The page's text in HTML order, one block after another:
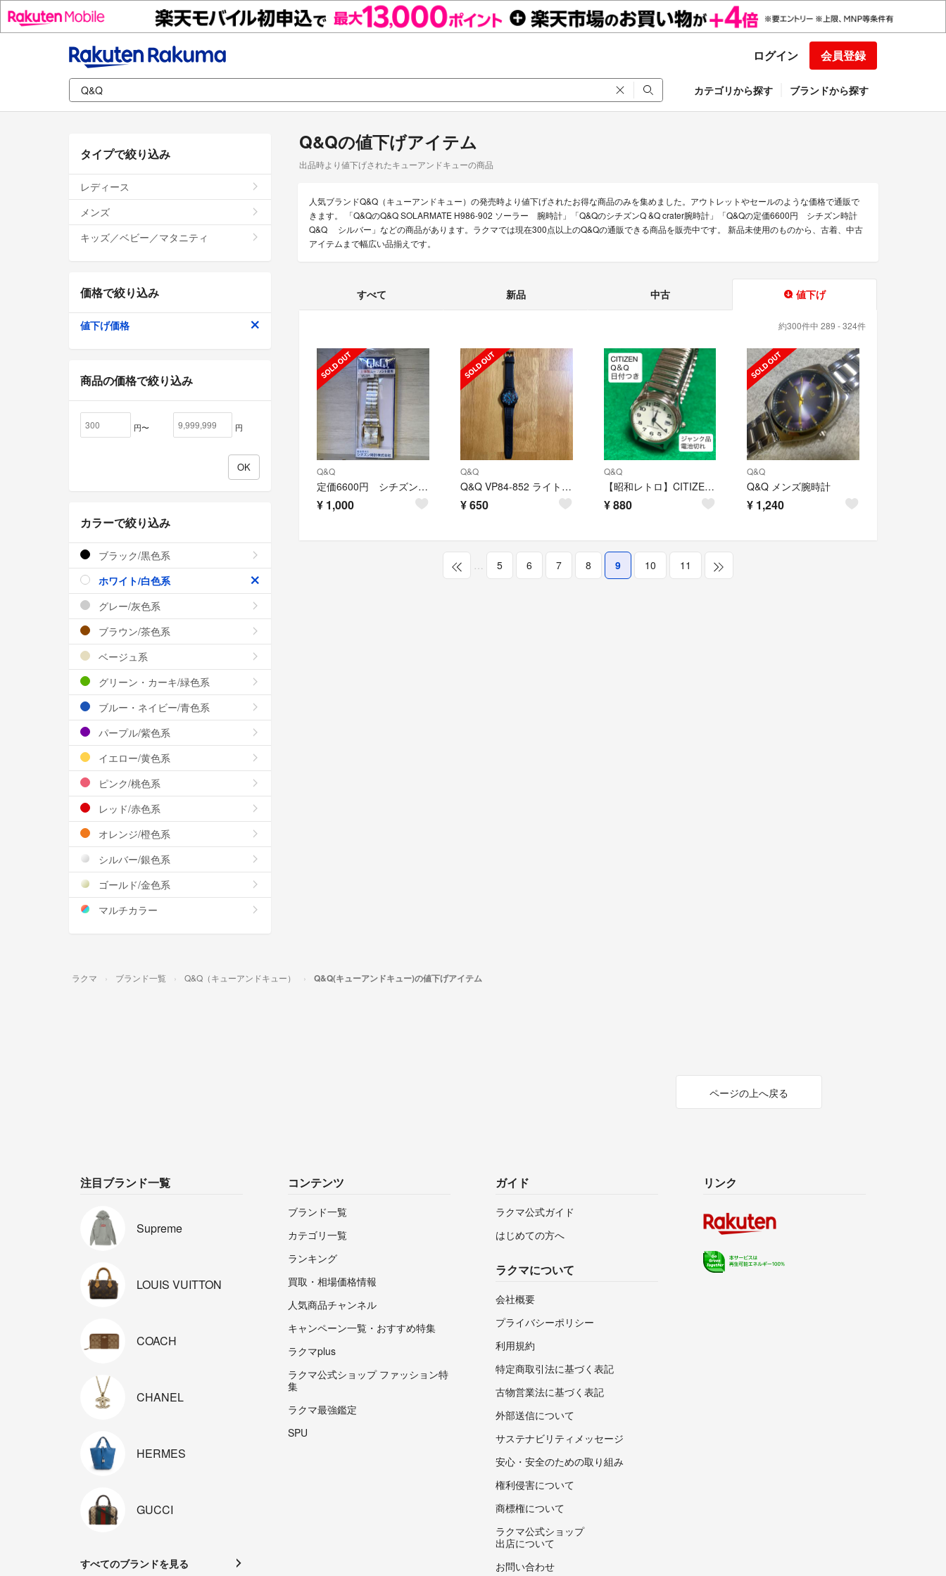
ログイン 会員登録
カテゴリから探す ブランドから探す
Q&Qの値下げアイテム
出品時より値下げされたキューアンドキューの商品
人気ブランドQ&Q（キューアンドキュー）の発売時より値下げされたお得な商品のみを集めました。アウトレットやセールのような価格で通販で
きます。 「Q&QのQ&Q SOLARMATE H986-902 ソーラー 腕時計」「Q&QのシチズンQ &Q crater腕時計」「Q&Qの定価6600円 シチズン時計
Q&Q シルバー」などの商品があります。ラクマでは現在300点以上のQ&Qの通販できる商品を販売中です。 新品未使用のものから、古着、中古
アイテムまで幅広い品揃えです。
すべて 新品 中古 値下げ
約300件中 289 - 324件
Q&Q
定価6600円 シチズン時計 Q&Q シルバー
¥ 1,000
Q&Q
Q&Q VP84-852 ライトブルー腕時計
¥650
Q&Q
【昭和レトロ】CITIZEN WATCH 日付け付き Q＆Q 電池切れ
¥880
Q&Q
Q&Q メンズ腕時計
¥ 1,240
… 5 6 7 8 9 10 11
タイプで絞り込み
レディース
メンズ
キッズ／ベビー／マタニティ
価格で絞り込み
値下げ価格
商品の価格で絞り込み
円〜 円
カラーで絞り込み
ブラック/黒色系
ホワイト/白色系
グレー/灰色系
ブラウン/茶色系
ベージュ系
グリーン・カーキ/緑色系
ブルー・ネイビー/青色系
パープル/紫色系
イエロー/黄色系
ピンク/桃色系
レッド/赤色系
オレンジ/橙色系
シルバー/銀色系
ゴールド/金色系
マルチカラー
ラクマ ブランド一覧 Q&Q（キューアンドキュー） Q&Q(キューアンドキュー)の値下げアイテム
ページの上へ戻る
注目ブランド一覧
Supreme
LOUIS VUITTON
COACH
CHANEL
HERMES
GUCCI
すべてのブランドを見る
コンテンツ
ブランド一覧
カテゴリ一覧
ランキング
買取・相場価格情報
人気商品チャンネル
キャンペーン一覧・おすすめ特集
ラクマplus
ラクマ公式ショップ ファッション特
集
ラクマ最強鑑定
SPU
ガイド
ラクマ公式ガイド
はじめての方へ
ラクマについて
会社概要
プライバシーポリシー
利用規約
特定商取引法に基づく表記
古物営業法に基づく表記
外部送信について
サステナビリティメッセージ
安心・安全のための取り組み
権利侵害について
商標権について
ラクマ公式ショップ
出店について
お問い合わせ
リンク